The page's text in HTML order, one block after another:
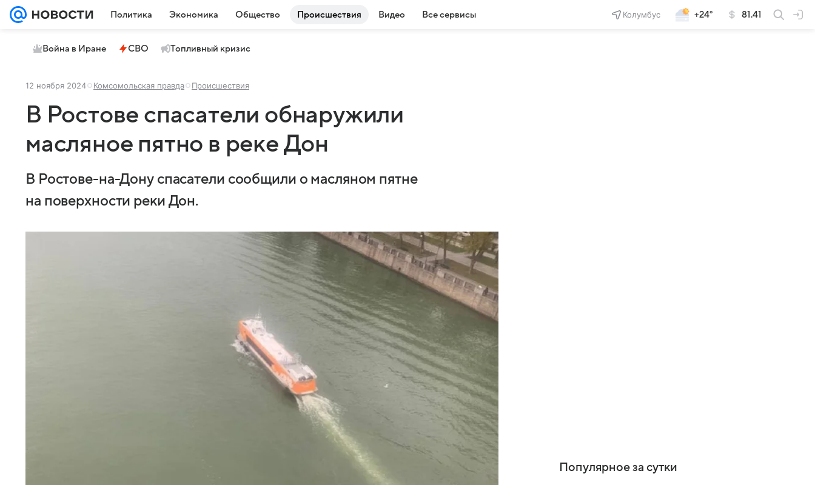
Политика Экономика Общество Происшествия Видео Все сервисы Колумбус +24° 81.41
Война в Иране СВО Топливный кризис
12 ноября 2024 Комсомольская правда Происшествия
В Ростове спасатели обнаружили
масляное пятно в реке Дон
В Ростове-на-Дону спасатели сообщили о масляном пятне
на поверхности реки Дон.
Популярное за сутки